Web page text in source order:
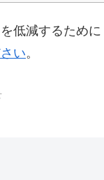
低減するために
い。